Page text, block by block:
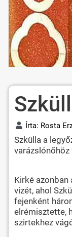
Írta: Rosta
Szkülla a
Kirké
vizét, ahol
fejenként
elrémisztette,
szirtekhez